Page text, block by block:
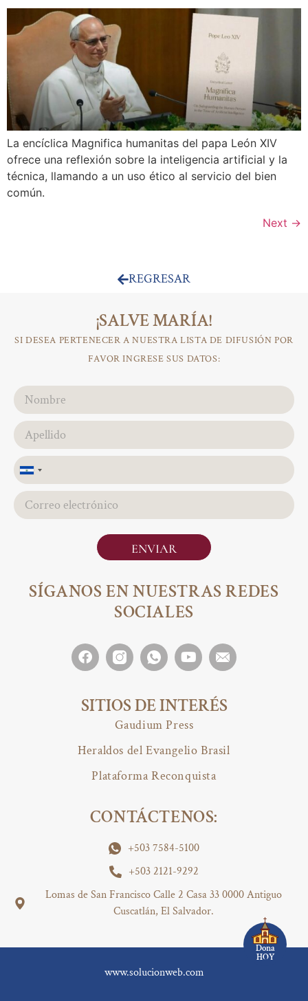
La encíclica Magnifica humanitas del papa León XIV
ofrece una reflexión sobre la inteligencia artificial y la
técnica, llamando a un uso ético al servicio del bien
común.
Next →
REGRESAR
CONTÁCTENOS:
+503 7584-5100
+503 2121-9292
Lomas de San Francisco Calle 2 Casa 33 0000 Antiguo
Cuscatlán, El Salvador.
SÍGANOS EN NUESTRAS REDES
SOCIALES
SITIOS DE INTERÉS
Gaudium Press
Heraldos del Evangelio Brasil
Plataforma Reconquista
¡SALVE MARÍA!
SI DESEA PERTENECER A NUESTRA LISTA DE DIFUSIÓN POR
FAVOR INGRESE SUS DATOS:
El
Salvador
+503
ENVIAR
www.solucionweb.com
Dona
HOY